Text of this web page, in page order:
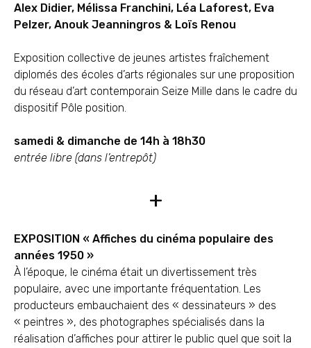
Alex Didier, Mélissa Franchini, Léa Laforest, Eva
Pelzer, Anouk Jeanningros & Loïs Renou
Exposition collective de jeunes artistes fraîchement
diplomés des écoles d’arts régionales sur une proposition
du réseau d’art contemporain Seize Mille dans le cadre du
dispositif Pôle position.
samedi & dimanche de 14h à 18h30
entrée libre (dans l’entrepôt)
+
EXPOSITION « Affiches du cinéma populaire des
années 1950 »
À l’époque, le cinéma était un divertissement très
populaire, avec une importante fréquentation. Les
producteurs embauchaient des « dessinateurs » des
« peintres », des photographes spécialisés dans la
réalisation d’affiches pour attirer le public quel que soit la